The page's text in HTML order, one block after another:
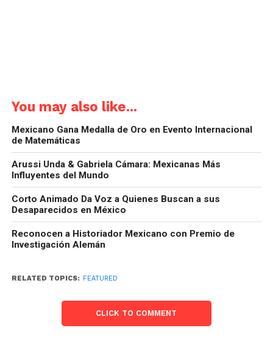
You may also like...
Mexicano Gana Medalla de Oro en Evento Internacional
de Matemáticas
Arussi Unda & Gabriela Cámara: Mexicanas Más
Influyentes del Mundo
Corto Animado Da Voz a Quienes Buscan a sus
Desaparecidos en México
Reconocen a Historiador Mexicano con Premio de
Investigación Alemán
RELATED TOPICS: FEATURED
CLICK TO COMMENT